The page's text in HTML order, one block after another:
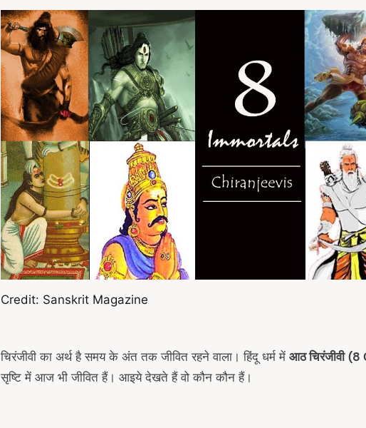
Credit: Sanskrit Magazine
चिरंजीवी का अर्थ है समय के अंत तक जीवित रहने वाला। हिंदू धर्म में आठ चिरंजीवी (8
सृष्टि में आज भी जीवित हैं। आइये देखते हैं वो कौन कौन हैं।